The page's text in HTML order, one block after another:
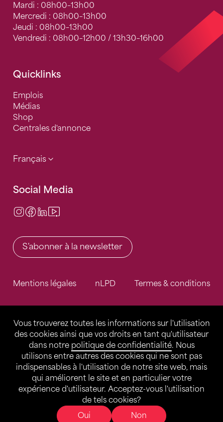
Vous trouverez toutes les informations sur l'utilisation
des cookies ainsi que vos droits en tant qu'utilisateur
dans notre politique de confidentialité. Nous
utilisons entre autres des cookies qui ne sont pas
indispensables à l'utilisation de notre site web, mais
qui améliorent le site et en particulier votre
expérience d'utilisateur. Acceptez-vous l'utilisation
de tels cookies?
Oui
Non
Mardi : 08h00–13h00
Mercredi : 08h00–13h00
Jeudi : 08h00–13h00
Vendredi : 08h00–12h00 / 13h30–16h00
Quicklinks
Emplois
Médias
Shop
Centrales d'annonce
Français
Social Media
Instagram
Facebook
LinkedIn
S'abonner à la newsletter
Mentions légales nLPD Termes & conditions